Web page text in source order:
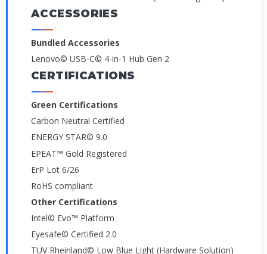
ACCESSORIES
Bundled Accessories
Lenovo© USB-C© 4-in-1 Hub Gen 2
CERTIFICATIONS
Green Certifications
Carbon Neutral Certified
ENERGY STAR© 9.0
EPEAT™ Gold Registered
ErP Lot 6/26
RoHS compliant
Other Certifications
Intel© Evo™ Platform
Eyesafe© Certified 2.0
TÜV Rheinland© Low Blue Light (Hardware Solution)